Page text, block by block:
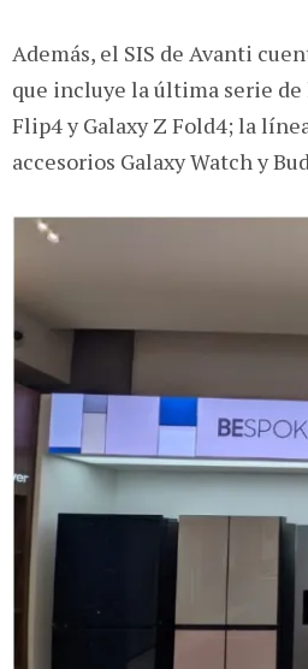
Además, el SIS de Avanti
que incluye la última serie de
Flip4 y Galaxy Z Fold4; la
accesorios Galaxy Watch y